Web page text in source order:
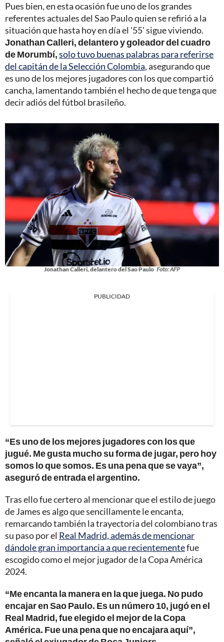
Pues bien, en esta ocasión fue uno de los grandes
referentes actuales del Sao Paulo quien se refirió a la
situación que hasta hoy en día el '55' sigue viviendo.
Jonathan Calleri, delantero y goleador del cuadro
de Morumbí,solo tuvo buenas palabras para referirse
del capitán de la Selección Colombia, asegurando que
es uno de los mejores jugadores con los que compartió
cancha, lamentando también el hecho de que tenga que
decir adiós del fútbol brasileño.
Jonathan Calleri, delantero del Sao Paulo Foto: AFP
PUBLICIDAD
“Es uno de los mejores jugadores con los que
jugué. Me gusta mucho su forma de jugar, pero hoy
somos lo que somos. Es una pena que se vaya”,
aseguró de entrada el argentino.
Tras ello fue certero al mencionar que el estilo de juego
de James es algo que sencillamente le encanta,
remarcando también la trayectoria del colombiano tras
su paso por el Real Madrid, además de mencionar
dándole gran importancia a que recientementefue
escogido como el mejor jugador de la Copa América
2024.
“Me encanta la manera en la que juega. No pudo
encajar en Sao Paulo. Es un número 10, jugó en el
Real Madrid, fue elegido el mejor de la Copa
América. Fue una pena que no encajara aquí”,